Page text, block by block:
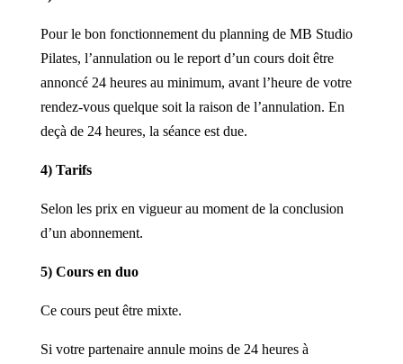
Pour le bon fonctionnement du planning de MB Studio
Pilates, l’annulation ou le report d’un cours doit être
annoncé 24 heures au minimum, avant l’heure de votre
rendez-vous quelque soit la raison de l’annulation. En
deçà de 24 heures, la séance est due.
4) Tarifs
Selon les prix en vigueur au moment de la conclusion
d’un abonnement.
5) Cours en duo
Ce cours peut être mixte.
Si votre partenaire annule moins de 24 heures à